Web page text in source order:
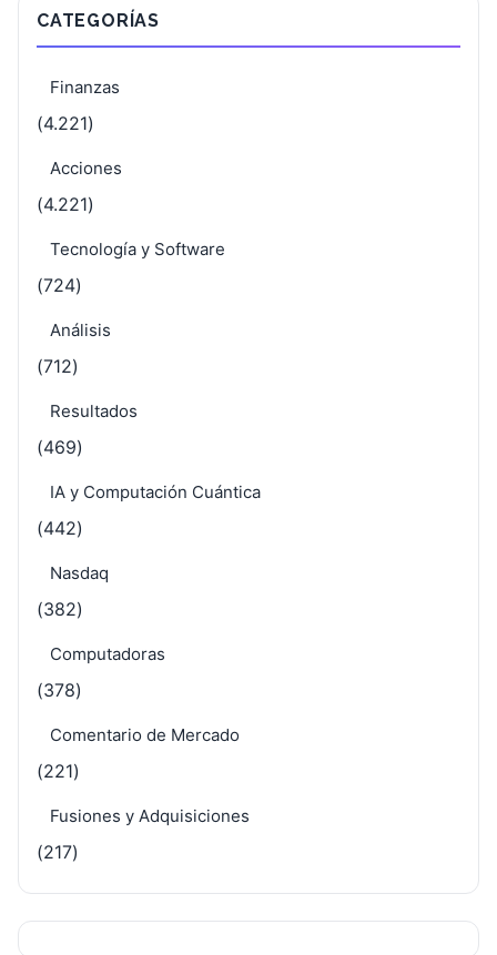
CATEGORÍAS
Finanzas
(4.221)
Acciones
(4.221)
Tecnología y Software
(724)
Análisis
(712)
Resultados
(469)
IA y Computación Cuántica
(442)
Nasdaq
(382)
Computadoras
(378)
Comentario de Mercado
(221)
Fusiones y Adquisiciones
(217)